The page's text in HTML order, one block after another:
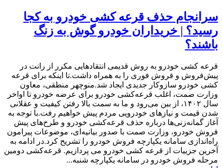
سرانجام حذف قرعه کشی خودرو به کجا
رسید؟ | خریداران خودرو گوش به زنگ
باشند؟
​قرعه کشی خودرو به روش قدیمی انتقادهایی مکرر از رانت در
پیش‌فروش و فروش فوری را به همراه داشت.تا اینکه برای قرعه
کشی خودرو سازوکار جدیدی ایجاد شد.منوچهر منطقی، معاون
وزارت صمت، اغلب قرعه‌کشی‌ خودرو برای عرضه خودرو تا اواخر
سال ۱۴۰۲، از بین می‌رود و ما به سمت بالا رفتن کیفیت و عقلانی
شدن قیمت و نیازهای خودرویی مردم پیش خواهیم رفت.با توجه به
آغاز گمانه‌زنی‌ها درباره حذف قرعه‌کشی‌ خودرو و طرح‌های پیش
فروش خودرو، وزارت صمت با صدور بیانیه‌ای، موضوعات پیرامون
راه‌اندازی سامانه یکپارچه فروش خودرو را تشریح کرد.در ادامه به
آخرین جزییات از قرعه کشی خودرو می پردازیم. قرعه‌کشی دومین
مرحله فروش خودرو در سامانه یکپارچه شنبه...